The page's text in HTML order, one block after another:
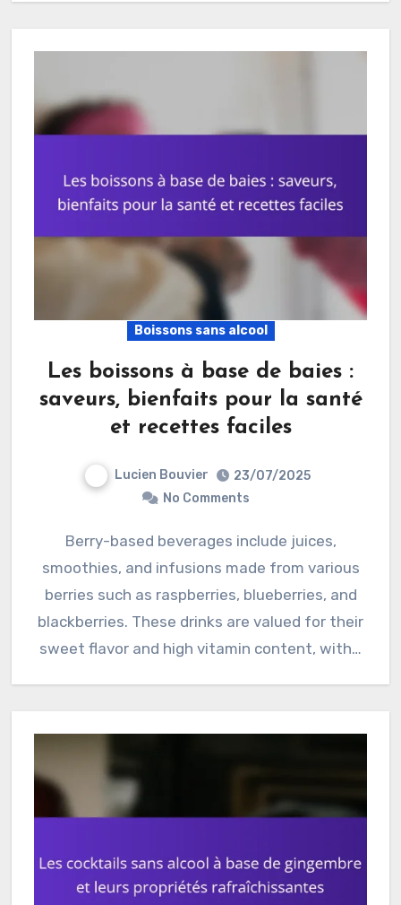
Boissons sans alcool
Les boissons à base de baies :
saveurs, bienfaits pour la santé
et recettes faciles
Lucien Bouvier
23/07/2025
No Comments
Berry-based beverages include juices,
smoothies, and infusions made from various
berries such as raspberries, blueberries, and
blackberries. These drinks are valued for their
sweet flavor and high vitamin content, with…